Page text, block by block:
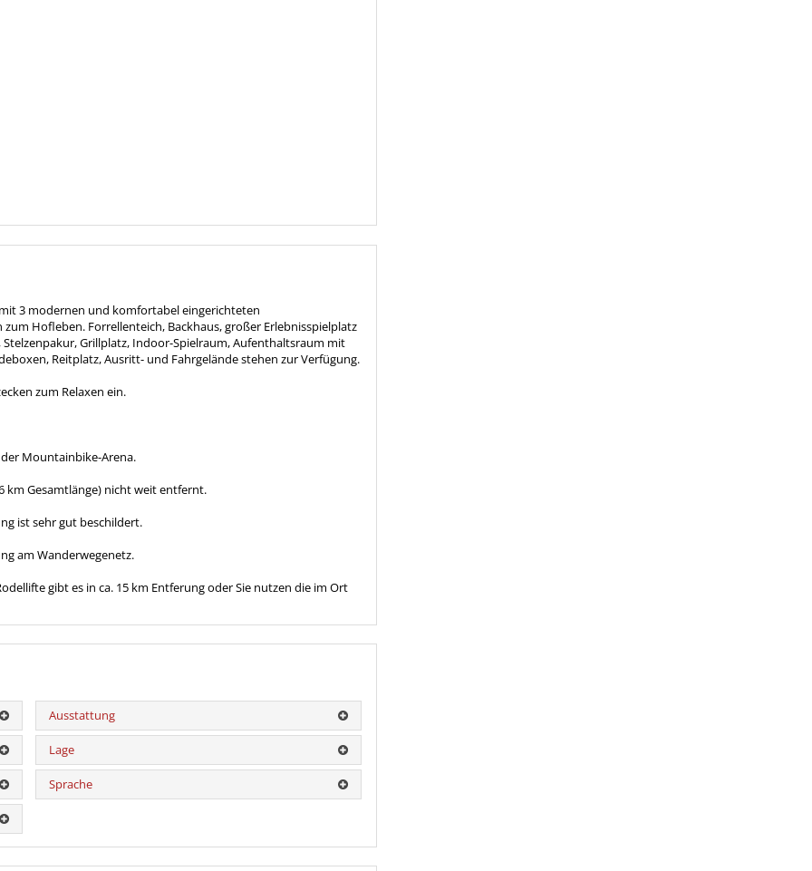
3 modernen und komfortabel eingerichteten
Hofleben. Forrellenteich, Backhaus, großer Erlebnisspielplatz
Grillplatz, Indoor-Spielraum, Aufenthaltsraum mit
Reitplatz, Ausritt- und Fahrgelände stehen zur Verfügung.
zum Relaxen ein.
Mountainbike-Arena.
km Gesamtlänge) nicht weit entfernt.
ist sehr gut beschildert.
am Wanderwegenetz.
gibt es in ca. 15 km Entferung oder Sie nutzen die im Ort
Ausstattung
Lage
Sprache